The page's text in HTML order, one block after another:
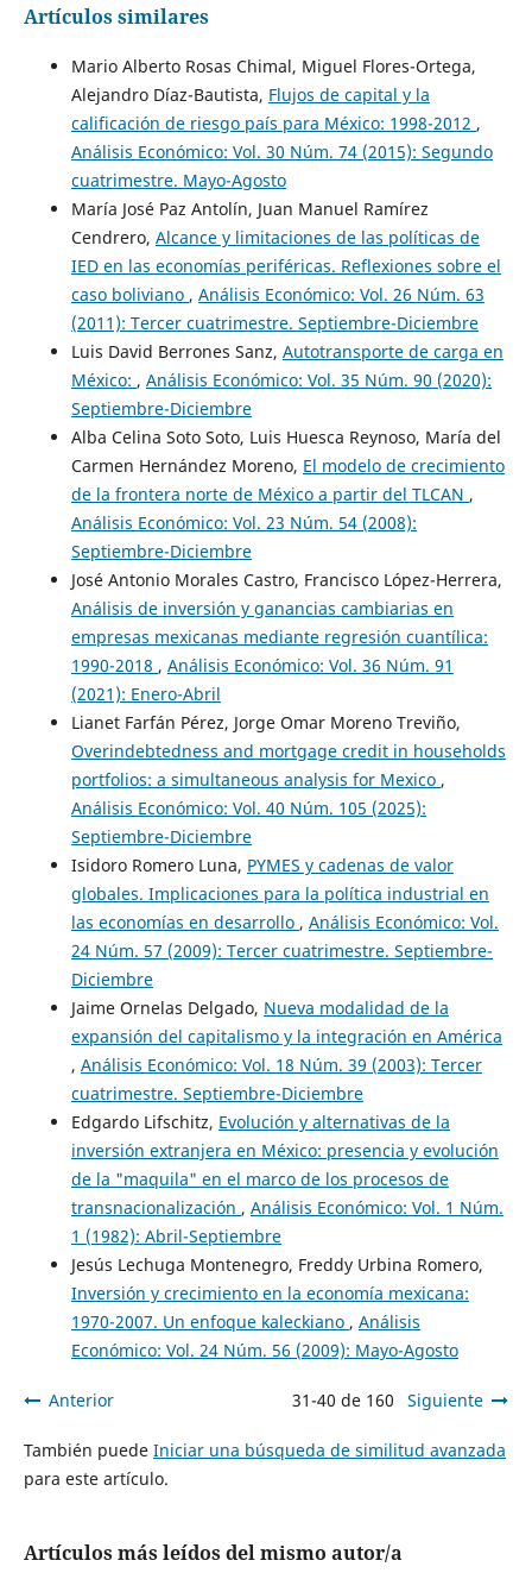
Artículos similares
Mario Alberto Rosas Chimal, Miguel Flores-Ortega,
Alejandro Díaz-Bautista, Flujos de capital y la
calificación de riesgo país para México: 1998-2012 ,
Análisis Económico: Vol. 30 Núm. 74 (2015): Segundo
cuatrimestre. Mayo-Agosto
María José Paz Antolín, Juan Manuel Ramírez
Cendrero, Alcance y limitaciones de las políticas de
IED en las economías periféricas. Ref͏lexiones sobre el
caso boliviano , Análisis Económico: Vol. 26 Núm. 63
(2011): Tercer cuatrimestre. Septiembre-Diciembre
Luis David Berrones Sanz, Autotransporte de carga en
México: , Análisis Económico: Vol. 35 Núm. 90 (2020):
Septiembre-Diciembre
Alba Celina Soto Soto, Luis Huesca Reynoso, María del
Carmen Hernández Moreno, El modelo de crecimiento
de la frontera norte de México a partir del TLCAN ,
Análisis Económico: Vol. 23 Núm. 54 (2008):
Septiembre-Diciembre
José Antonio Morales Castro, Francisco López-Herrera,
Análisis de inversión y ganancias cambiarias en
empresas mexicanas mediante regresión cuantílica:
1990-2018 , Análisis Económico: Vol. 36 Núm. 91
(2021): Enero-Abril
Lianet Farfán Pérez, Jorge Omar Moreno Treviño,
Overindebtedness and mortgage credit in households
portfolios: a simultaneous analysis for Mexico ,
Análisis Económico: Vol. 40 Núm. 105 (2025):
Septiembre-Diciembre
Isidoro Romero Luna, PYMES y cadenas de valor
globales. Implicaciones para la política industrial en
las economías en desarrollo , Análisis Económico: Vol.
24 Núm. 57 (2009): Tercer cuatrimestre. Septiembre-
Diciembre
Jaime Ornelas Delgado, Nueva modalidad de la
expansión del capitalismo y la integración en América
, Análisis Económico: Vol. 18 Núm. 39 (2003): Tercer
cuatrimestre. Septiembre-Diciembre
Edgardo Lifschitz, Evolución y alternativas de la
inversión extranjera en México: presencia y evolución
de la "maquila" en el marco de los procesos de
transnacionalización , Análisis Económico: Vol. 1 Núm.
1 (1982): Abril-Septiembre
Jesús Lechuga Montenegro, Freddy Urbina Romero,
Inversión y crecimiento en la economía mexicana:
1970-2007. Un enfoque kaleckiano , Análisis
Económico: Vol. 24 Núm. 56 (2009): Mayo-Agosto
Anterior 31-40 de 160 Siguiente
También puede Iniciar una búsqueda de similitud avanzada
para este artículo.
Artículos más leídos del mismo autor/a